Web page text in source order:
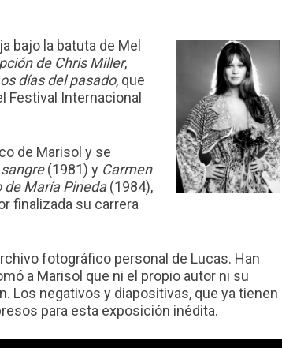
bajo la batuta de Mel
de Chris Miller,
días del pasado, que
Festival Internacional
de Marisol y se
(1981) y Carmen
de María Pineda(1984),
finalizada su carrera
fotográfico personal de Lucas. Han
a Marisol que ni el propio autor ni su
Los negativos y diapositivas, que ya tienen
para esta exposición inédita.